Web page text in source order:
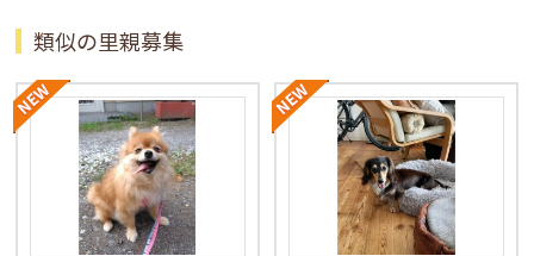
類似の里親募集